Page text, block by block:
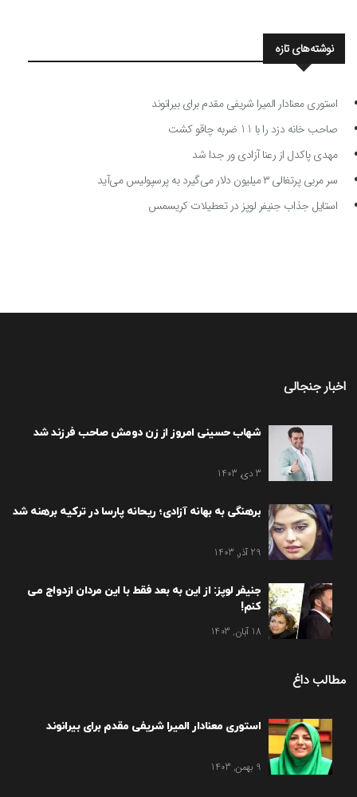
نوشته‌های تازه
استوری معنادار المیرا شریفی مقدم برای بیرانوند
صاحب خانه دزد را با 11 ضربه چاقو کشت
مهدی پاکدل از رعنا آزادی ور جدا شد
سر مربی پرتغالی ۳ میلیون دلار می‌گیرد به پرسپولیس می‌آید
استایل جذاب جنیفر لوپز در تعطیلات کریسمس
اخبار جنجالی
شهاب حسینی امروز از زن دومش صاحب فرزند شد
3 دی, 1403
برهنگی به بهانه آزادی؛ ریحانه پارسا در ترکیه برهنه شد
29 آذر, 1403
جنیفر لوپز: از این به بعد فقط با این مردان ازدواج می
کنم!
18 آبان, 1403
مطالب داغ
استوری معنادار المیرا شریفی مقدم برای بیرانوند
9 بهمن, 1403